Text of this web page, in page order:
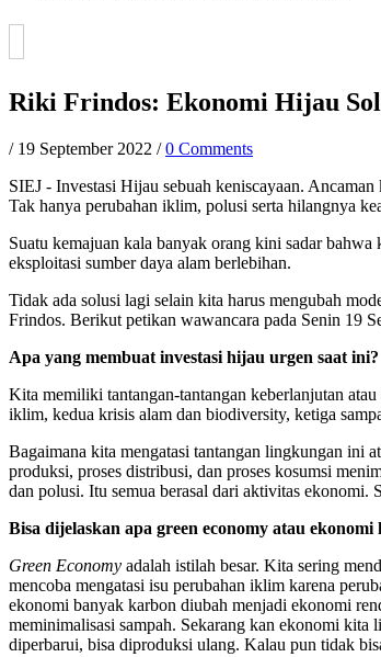
Riki Frindos: Ekonomi Hijau
/ 19 September 2022 /0 Comments
SIEJ - Investasi Hijau sebuah keniscayaan.
Tak hanya perubahan iklim, polusi serta hilangnya
Suatu kemajuan kala banyak orang kini sadar
eksploitasi sumber daya alam berlebihan.
Tidak ada solusi lagi selain kita harus mengubah
Frindos. Berikut petikan wawancara pada Senin 19
Apa yang membuat investasi hijau urgen saat ini?
Kita memiliki tantangan-tantangan keberlanjutan atau
iklim, kedua krisis alam dan biodiversity, ketiga
Bagaimana kita mengatasi tantangan lingkungan ini
produksi, proses distribusi, dan proses kosumsi
dan polusi. Itu semua berasal dari aktivitas
Bisa dijelaskan apa green economy atau ekonomi
Green Economy adalah istilah besar. Kita sering
mencoba mengatasi isu perubahan iklim karena
ekonomi banyak karbon diubah menjadi ekonomi
meminimalisasi sampah. Sekarang kan ekonomi kita
diperbarui, bisa diproduksi ulang. Kalau pun tidak